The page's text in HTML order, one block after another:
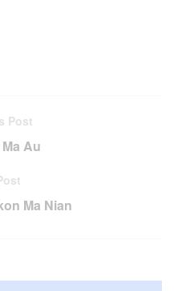
Post
Au
Ma Nian